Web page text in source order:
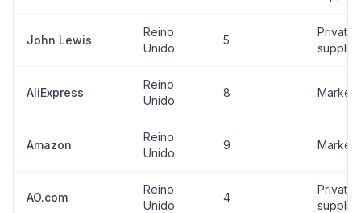
John Lewis
Reino
Unido
5
Private
supplier
AliExpress
Reino
Unido
8
Amazon
Reino
Unido
9
AO.com
Reino
Unido
4
Private
supplier